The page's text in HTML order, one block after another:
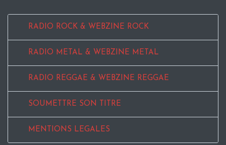
RADIO ROCK & WEBZINE ROCK
RADIO METAL & WEBZINE METAL
RADIO REGGAE & WEBZINE REGGAE
SOUMETTRE SON TITRE
MENTIONS LEGALES